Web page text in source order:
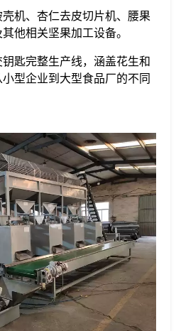
机、杏仁去皮切片机、腰果
他相关坚果加工设备。
匙完整生产线，涵盖花生和
型企业到大型食品厂的不同